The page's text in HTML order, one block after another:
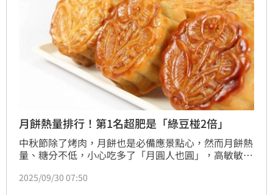
月餅熱量排行！第1名超肥是「綠豆椪2倍」
中秋節除了烤肉，月餅也是必備應景點心，然而月餅熱
量、糖分不低，小心吃多了「月圓人也圓」，高敏敏營
一顆就快800大卡，還藏著將近20顆方糖的糖量，建議
2025/09/30 07:50